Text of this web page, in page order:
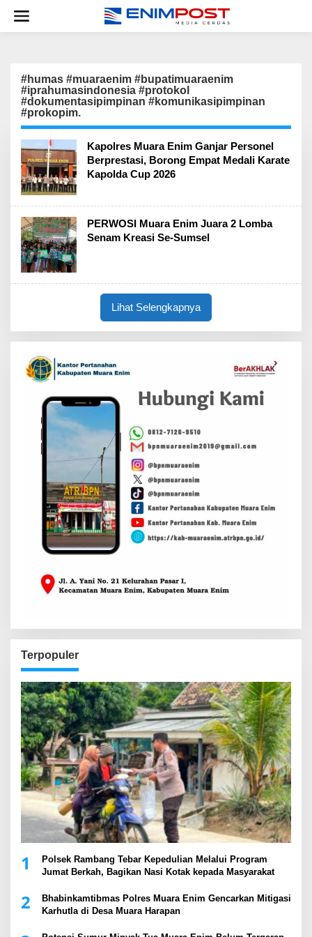
konten
#humas #muaraenim #bupatimuaraenim
#iprahumasindonesia #protokol
#dokumentasipimpinan #komunikasipimpinan
#prokopim.
Kapolres Muara Enim Ganjar Personel
Berprestasi, Borong Empat Medali Karate
Kapolda Cup 2026
PERWOSI Muara Enim Juara 2 Lomba
Senam Kreasi Se-Sumsel
Lihat Selengkapnya
Terpopuler
1
Polsek Rambang Tebar Kepedulian Melalui Program
Jumat Berkah, Bagikan Nasi Kotak kepada Masyarakat
2
Bhabinkamtibmas Polres Muara Enim Gencarkan Mitigasi
Karhutla di Desa Muara Harapan